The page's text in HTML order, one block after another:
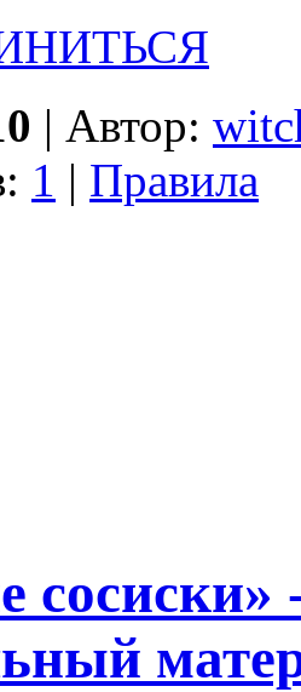
| Автор:
1 | Правила
сосиски»